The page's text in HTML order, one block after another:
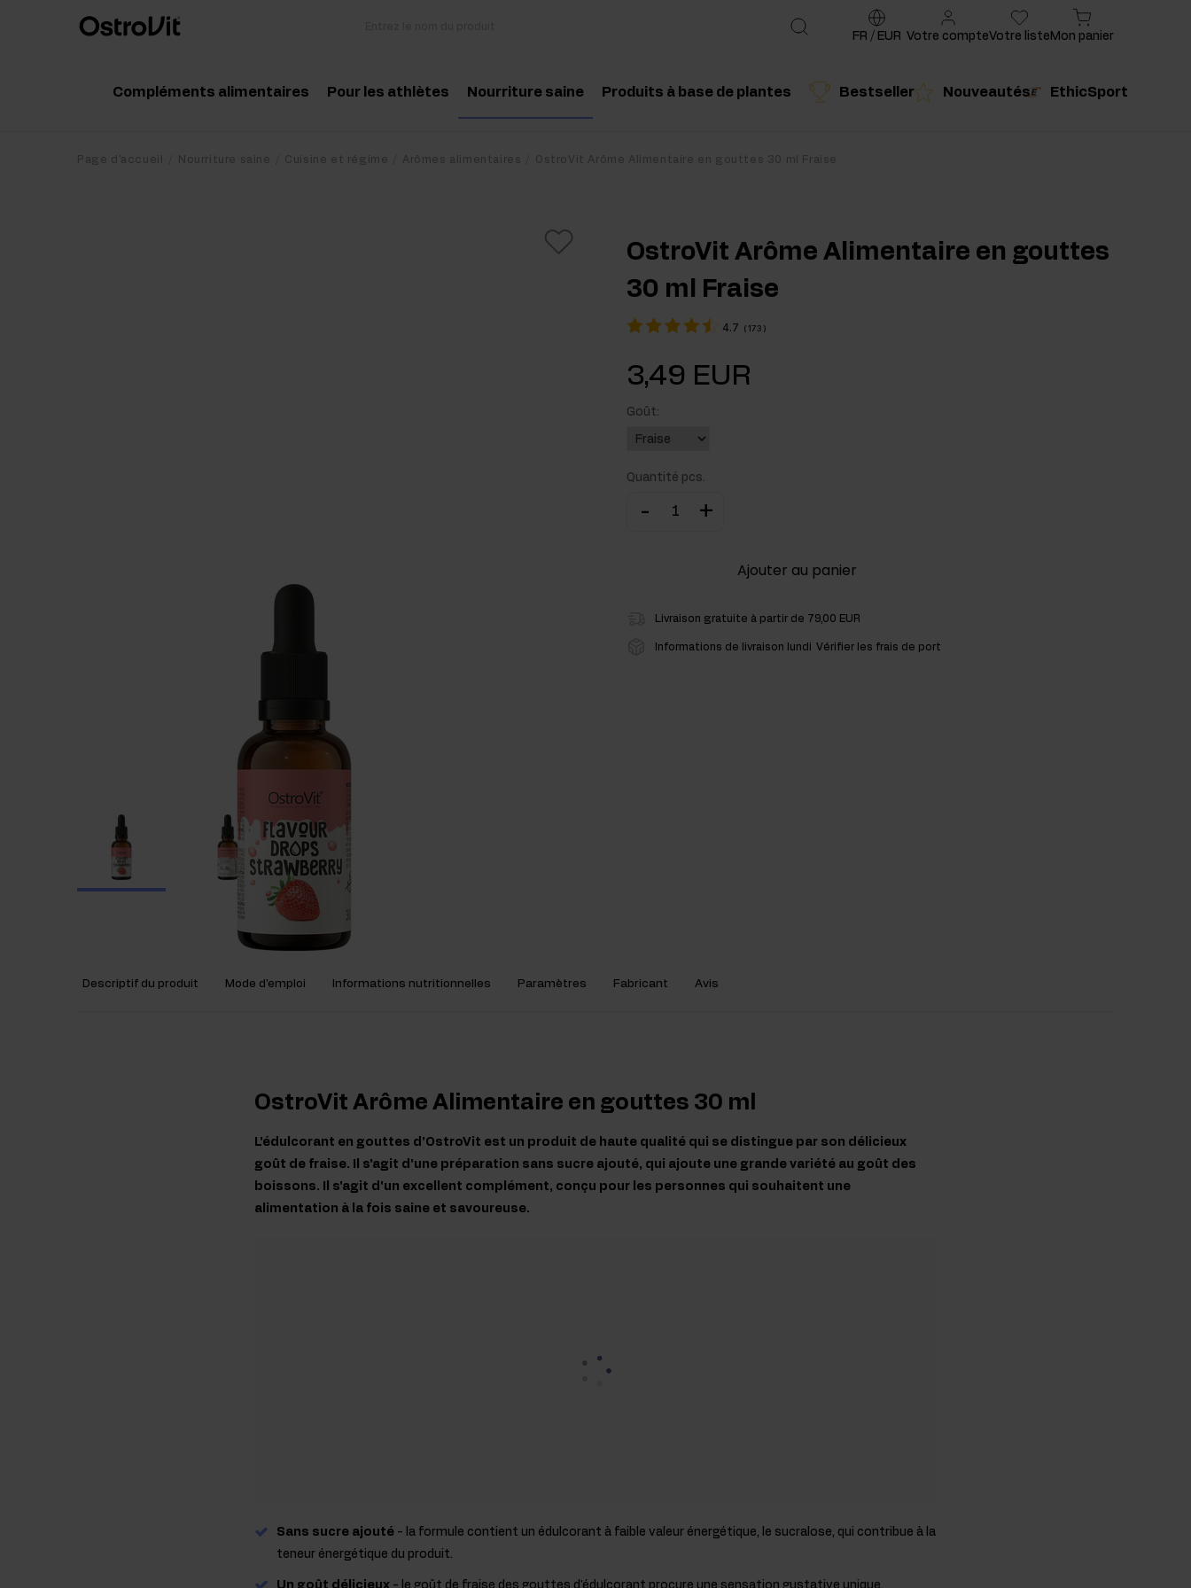
Compléments alimentaires
Produit conseillé
Pour les athlètes
Produit conseillé
Nourriture saine
Beurre de cacahuètes
Produit conseillé
Produits à base de plantes Bestseller Nouveautés EthicSport
FR / EUR Votre compteVotre liste Mon panier
Page d'accueil Nourriture saine Cuisine et régime Arômes alimentaires OstroVit Arôme Alimentaire en gouttes 30 ml Fraise
OstroVit Arôme Alimentaire en gouttes
30 ml Fraise
4.7 (173 )
3,49 EUR
Goût:
Quantité pcs.
- +
Ajouter au panier
Livraison gratuite à partir de 79,00 EUR
Informations de livraison lundi Vérifier les frais de port
Descriptif du produit Mode d'emploi Informations nutritionnelles Paramètres Fabricant Avis
OstroVit Arôme Alimentaire en gouttes 30 ml
L'édulcorant en gouttes d'OstroVit est un produit de haute qualité qui se distingue par son délicieux
goût de fraise. Il s'agit d'une préparation sans sucre ajouté, qui ajoute une grande variété au goût des
boissons. Il s'agit d'un excellent complément, conçu pour les personnes qui souhaitent une
alimentation à la fois saine et savoureuse.
Sans sucre ajouté - la formule contient un édulcorant à faible valeur énergétique, le sucralose, qui contribue à la
teneur énergétique du produit.